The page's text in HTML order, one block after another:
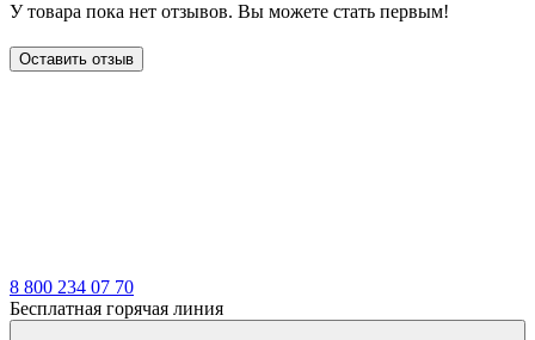
У товара пока нет отзывов. Вы можете стать первым!
Оставить отзыв
8 800 234 07 70
Бесплатная горячая линия